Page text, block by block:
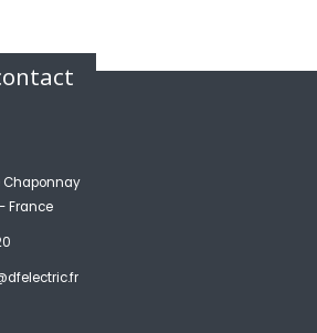
Chaponnay
France